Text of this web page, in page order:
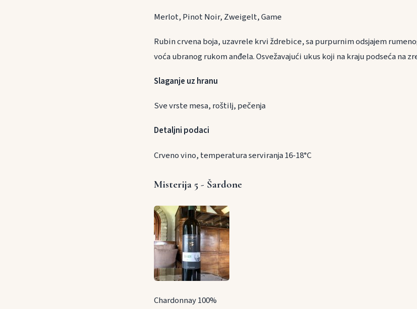
Merlot, Pinot Noir, Zweigelt, Game
Rubin crvena boja, uzavrele krvi ždrebice, sa purpurnim odsjajem
voća ubranog rukom anđela. Osvežavajući ukus koji na kraju podseća na
Slaganje uz hranu
Sve vrste mesa, roštilj, pečenja
Detaljni podaci
Crveno vino, temperatura serviranja 16-18°C
Misterija 5 - Šardone
Chardonnay 100%